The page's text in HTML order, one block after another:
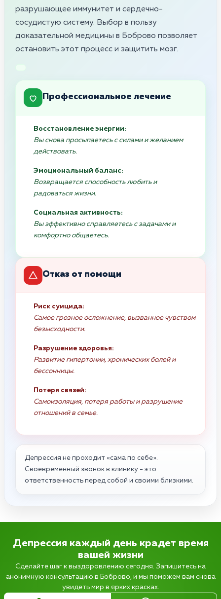
разрушающее иммунитет и сердечно-
сосудистую систему. Выбор в пользу
доказательной медицины в Боброво позволяет
остановить этот процесс и защитить мозг.
Профессиональное лечение
Восстановление энергии:
Вы снова просыпаетесь с силами и желанием
действовать.
Эмоциональный баланс:
Возвращается способность любить и
радоваться жизни.
Социальная активность:
Вы эффективно справляетесь с задачами и
комфортно общаетесь.
Отказ от помощи
Риск суицида:
Самое грозное осложнение, вызванное чувством
безысходности.
Разрушение здоровья:
Развитие гипертонии, хронических болей и
бессонницы.
Потеря связей:
Самоизоляция, потеря работы и разрушение
отношений в семье.
Депрессия не проходит «сама по себе».
Своевременный звонок в клинику - это
ответственность перед собой и своими близкими.
Депрессия каждый день крадет время
вашей жизни
Сделайте шаг к выздоровлению сегодня. Запишитесь на
анонимную консультацию в Боброво, и мы поможем вам снова
увидеть мир в ярких красках.